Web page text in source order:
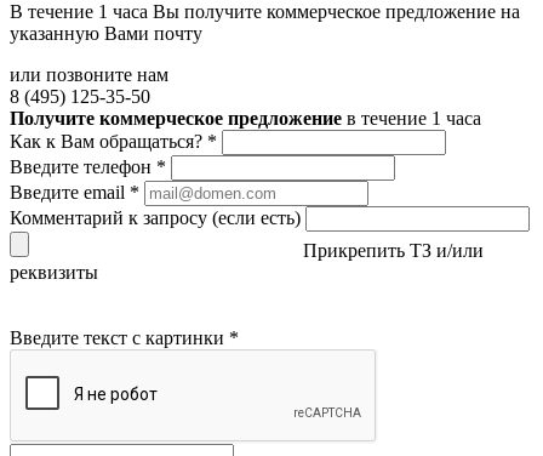
В течение 1 часа Вы получите коммерческое предложение на
указанную Вами почту
или позвоните нам
8 (495) 125-35-50
Получите коммерческое предложение в течение 1 часа
Как к Вам обращаться? *
Введите телефон *
Введите email *
Комментарий к запросу (если есть)
Прикрепить ТЗ и/или
реквизиты
Введите текст с картинки *